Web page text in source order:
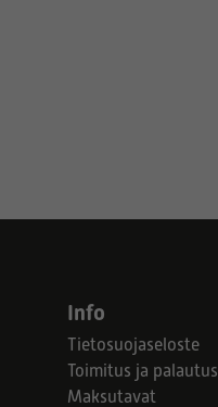
Info
Tietosuojaseloste
Toimitus ja palautus
Maksutavat